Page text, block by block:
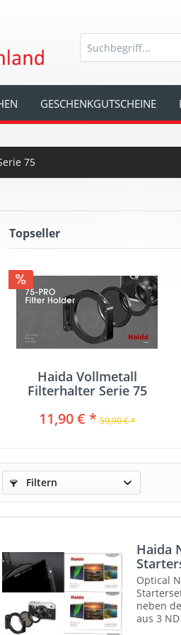
GESCHENKGUTSCHEINE
75
Topseller
Haida Vollmetall
Filterhalter Serie 75
11,90 € * 59,90 € *
Filtern
Haida
Optical
neben
aus 3